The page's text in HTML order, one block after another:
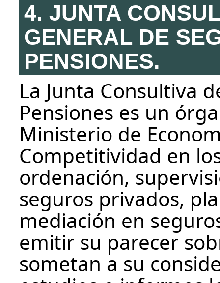
4. JUNTA
GENERAL DE
PENSIONES.
La Junta Consultiva
Pensiones es un
Ministerio de
Competitividad en
ordenación,
seguros privados,
mediación en
emitir su parecer
sometan a su